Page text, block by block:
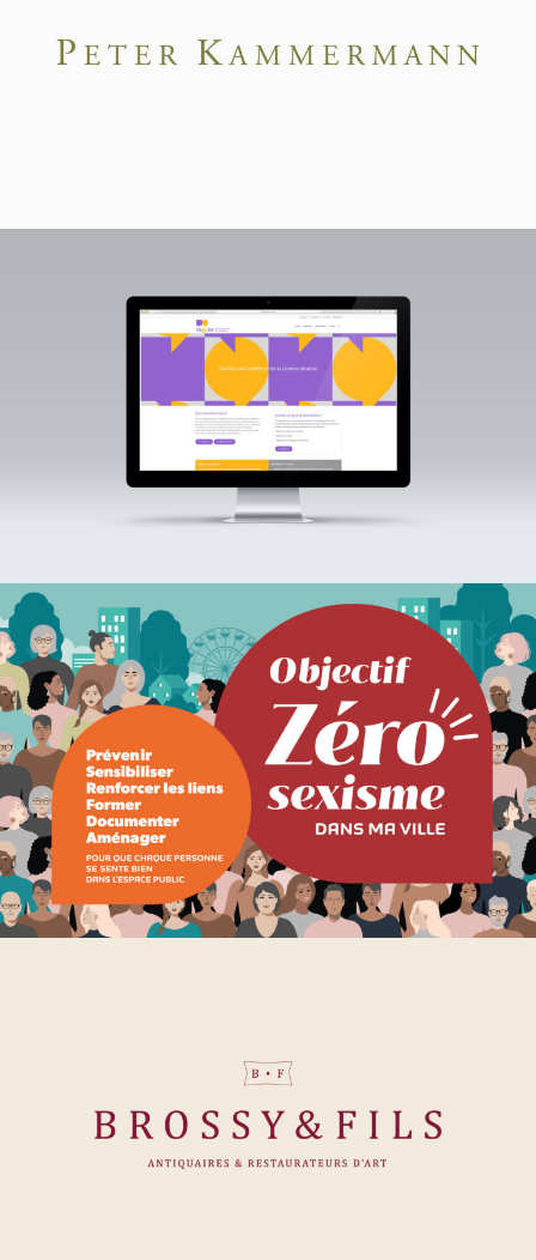
Maison genevoise des
médiations
Objectif zéro sexisme